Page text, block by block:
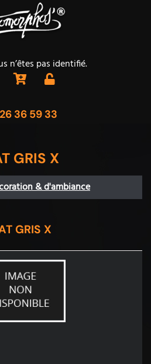
n’êtes pas identifié.
36 59 33
GRIS X
& d'ambiance
GRIS X